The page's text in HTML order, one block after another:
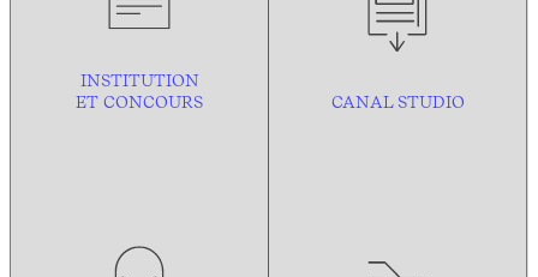
INSTITUTION
ET CONCOURS
CANAL STUDIO